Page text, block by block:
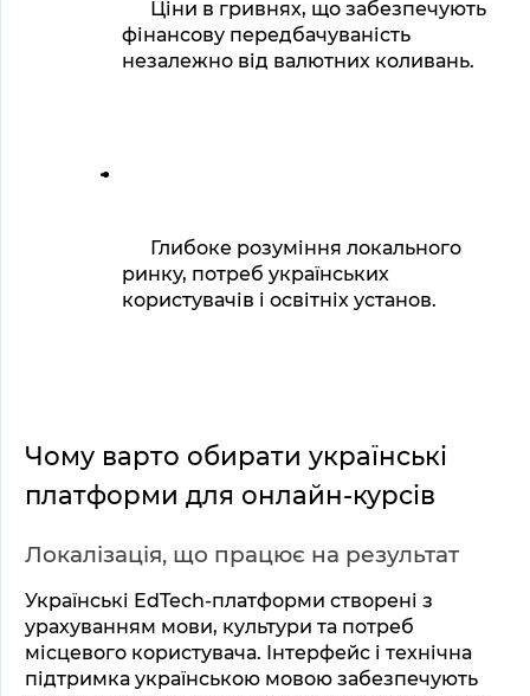
Ціни в гривнях, що забезпечують
фінансову передбачуваність
незалежно від валютних коливань.
Глибоке розуміння локального
ринку, потреб українських
користувачів і освітніх установ.
Чому варто обирати українські
платформи для онлайн-курсів
Локалізація, що працює на результат
Українські EdTech-платформи створені з
урахуванням мови, культури та потреб
місцевого користувача. Інтерфейс і технічна
підтримка українською мовою забезпечують